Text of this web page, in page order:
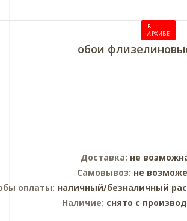
В
АРХИВЕ
обои
Доставка: не
Самовывоз: не
оплаты: наличный/безналичный
Наличие: снято с